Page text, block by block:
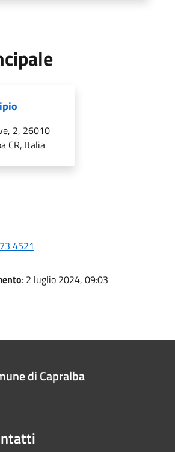
2, 26010
CR, Italia
4521
: 2 luglio 2024, 09:03
di Capralba